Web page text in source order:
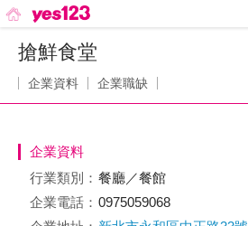
搶鮮食堂
企業資料 企業職缺
企業資料
行業類別： 餐廳／餐館
企業電話： 0975059068